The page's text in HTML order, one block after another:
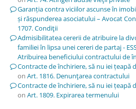
Garanția contra viciilor ascunse în
și răspunderea asociatului – Avocat
1707. Condiţii
Admisibilitatea cererii de atribuire la
familiei în lipsa unei cereri de partaj -
Atribuirea beneficiului contractului de
Contracte de închiriere, să nu iei țeapă
on Art. 1816. Denunţarea contractului
Contracte de închiriere, să nu iei țeapă
on Art. 1809. Expirarea termenului